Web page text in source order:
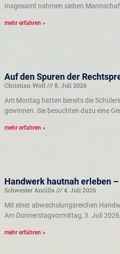
Insgesamt nahmen sieben
mehr erfahren »
Auf den Spuren der
Christian Wolf
8. Juli 2026
Am Montag hatten bereits die
gewinnen. Sie besuchten dazu eine
mehr erfahren »
Handwerk hautnah erleben
Schwester Ancilla
4. Juli 2026
Mit einer abwechslungsreichen
Am Donnerstagvormittag, 3. Juli
mehr erfahren »